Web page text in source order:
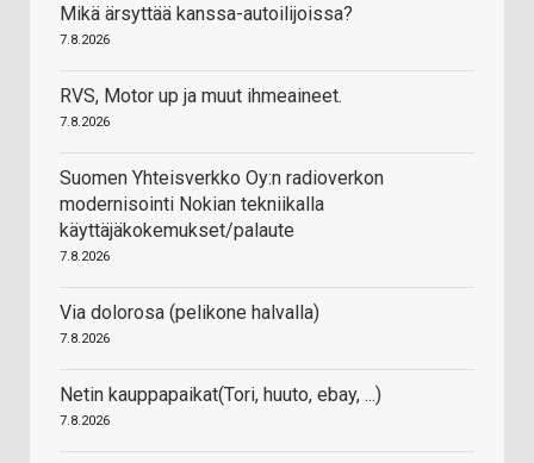
Mikä ärsyttää kanssa-autoilijoissa?
7.8.2026
RVS, Motor up ja muut ihmeaineet.
7.8.2026
Suomen Yhteisverkko Oy:n radioverkon
modernisointi Nokian tekniikalla
käyttäjäkokemukset/palaute
7.8.2026
Via dolorosa (pelikone halvalla)
7.8.2026
Netin kauppapaikat(Tori, huuto, ebay, ...)
7.8.2026